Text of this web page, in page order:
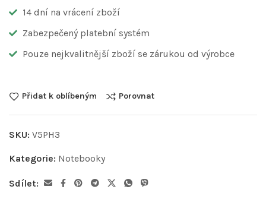
14 dní na vrácení zboží
Zabezpečený platební systém
Pouze nejkvalitnější zboží se zárukou od výrobce
Přidat k oblíbeným Porovnat
SKU: V5PH3
Kategorie: Notebooky
Sdílet: